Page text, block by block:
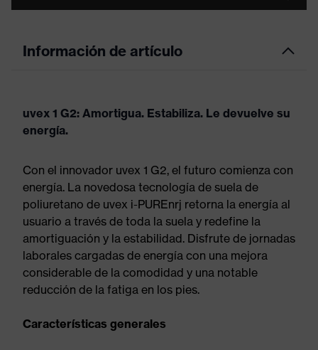
Información de artículo
uvex 1 G2: Amortigua. Estabiliza. Le devuelve su
energía.
Con el innovador uvex 1 G2, el futuro comienza con
energía. La novedosa tecnología de suela de
poliuretano de uvex i-PUREnrj retorna la energía al
usuario a través de toda la suela y redefine la
amortiguación y la estabilidad. Disfrute de jornadas
laborales cargadas de energía con una mejora
considerable de la comodidad y una notable
reducción de la fatiga en los pies.
Características generales